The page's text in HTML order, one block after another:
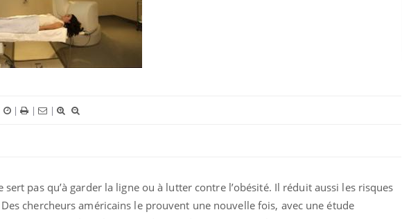
| | |
pas qu’à garder la ligne ou à lutter contre l’obésité. Il réduit aussi les risques
chercheurs américains le prouvent une nouvelle fois, avec une étude